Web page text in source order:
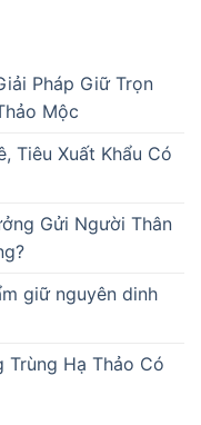
Pháp Giữ Trọn
Mộc
Tiêu Xuất Khẩu Có
Gửi Người Thân
giữ nguyên dinh
Trùng Hạ Thảo Có